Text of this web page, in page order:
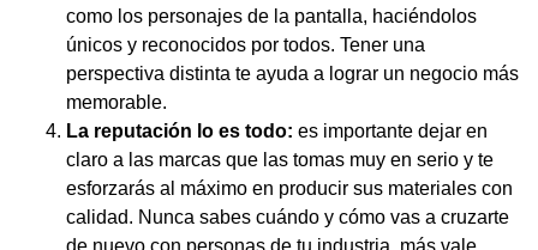
como los personajes de la pantalla, haciéndolos
únicos y reconocidos por todos. Tener una
perspectiva distinta te ayuda a lograr un negocio más
memorable.
La reputación lo es todo: es importante dejar en
claro a las marcas que las tomas muy en serio y te
esforzarás al máximo en producir sus materiales con
calidad. Nunca sabes cuándo y cómo vas a cruzarte